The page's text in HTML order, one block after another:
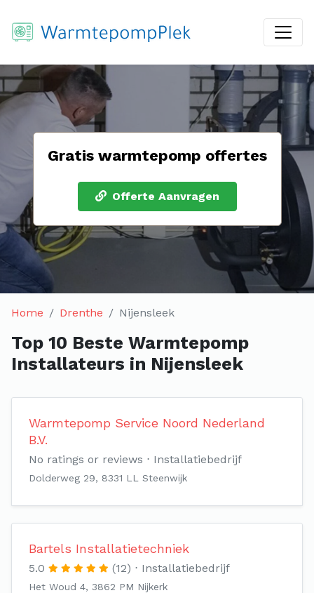
Gratis warmtepomp offertes
Offerte Aanvragen
Home Drenthe Nijensleek
Top 10 Beste Warmtepomp
Installateurs in Nijensleek
Warmtepomp Service Noord Nederland
B.V.
No ratings or reviews Installatiebedrijf
Dolderweg 29, 8331 LL Steenwijk
Bartels Installatietechniek
5.0 (12) Installatiebedrijf
Het Woud 4, 3862 PM Nijkerk